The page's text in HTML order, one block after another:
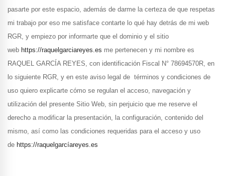
pasarte por este espacio, además de darme la certeza de que respetas
mi trabajo por eso me satisface contarte lo qué hay detrás de mi web
RGR, y empiezo por informarte que el dominio y el sitio
web https://raquelgarciareyes.es me pertenecen y mi nombre es
RAQUEL GARCÍA REYES, con identificación Fiscal N° 78694570R, en
lo siguiente RGR, y en este aviso legal de términos y condiciones de
uso quiero explicarte cómo se regulan el acceso, navegación y
utilización del presente Sitio Web, sin perjuicio que me reserve el
derecho a modificar la presentación, la configuración, contenido del
mismo, así como las condiciones requeridas para el acceso y uso
de https://raquelgarcíareyes.es